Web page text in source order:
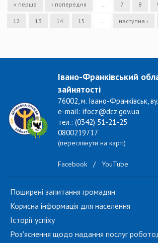
« перша ‹ попередня … 7 8
12 13 14 15 … наступна ›
Івано-Франківський
зайнятості
76002, м. Івано-Франківськ,
e-mail: ifocz@dcz.gov.ua
тел.: (0342) 51-21-25
0800219717
(переглянути на карті)
Facebook / YouTube
Поширені запитання громадян
Корисна інформація для населення
Історії успіху
Роз'яснення щодо надання послуг